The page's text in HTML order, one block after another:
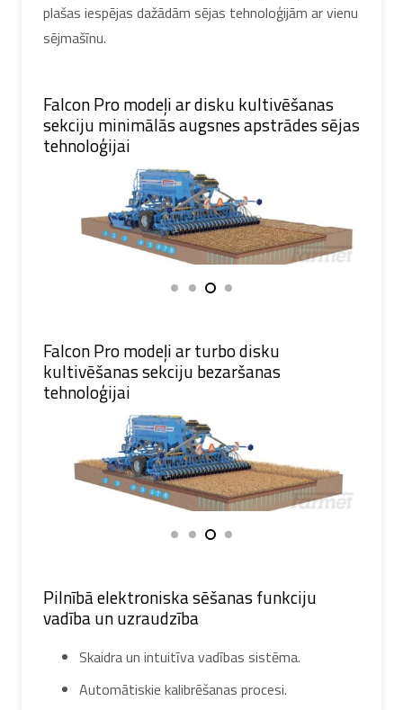
plašas iespējas dažādām sējas tehnoloģijām ar vienu
sējmašīnu.
Falcon Pro modeļi ar disku kultivēšanas
sekciju minimālās augsnes apstrādes sējas
tehnoloģijai
Falcon Pro modeļi ar turbo disku
kultivēšanas sekciju bezaršanas
tehnoloģijai
Pilnībā elektroniska sēšanas funkciju
vadība un uzraudzība
Skaidra un intuitīva vadības sistēma.
Automātiskie kalibrēšanas procesi.